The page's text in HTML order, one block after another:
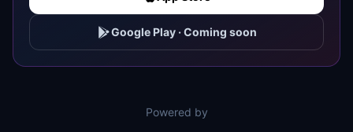
Google Play·Coming soon
Powered by